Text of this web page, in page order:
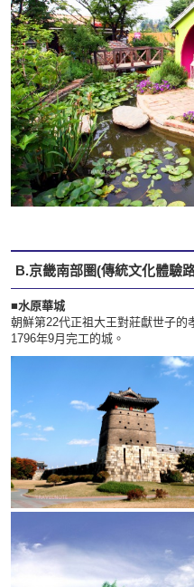
B.京畿南部圏(傳統文化體驗
■水原華城
朝鮮第22代正祖大王對莊獻世子
1796年9月完工的城。